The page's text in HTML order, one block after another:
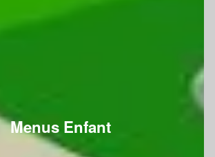
Menus Enfant